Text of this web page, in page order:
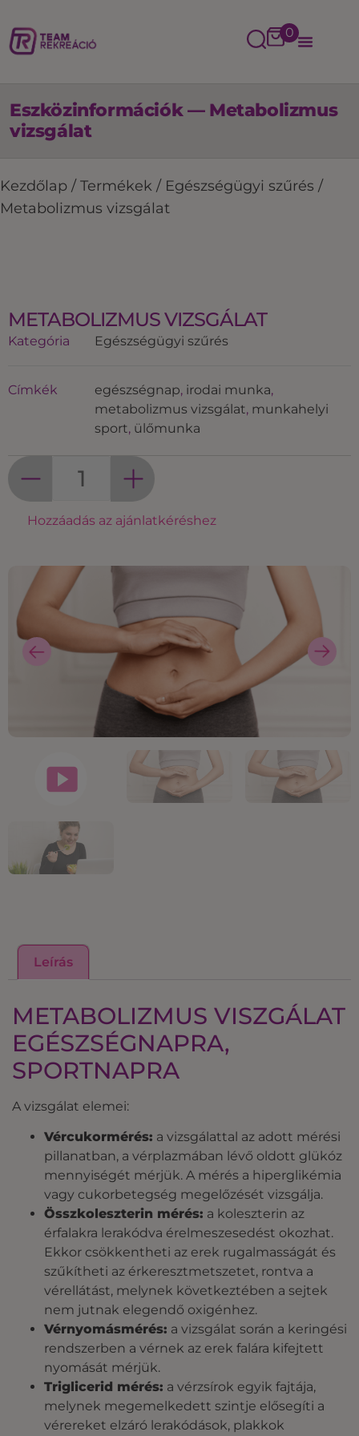
0
Eszközinformációk — Metabolizmus
vizsgálat
Kezdőlap / Termékek / Egészségügyi szűrés /
Metabolizmus vizsgálat
METABOLIZMUS VIZSGÁLAT
Kategória Egészségügyi szűrés
Címkék egészségnap, irodai munka,
metabolizmus vizsgálat, munkahelyi
sport, ülőmunka
Hozzáadás az ajánlatkéréshez
Leírás
METABOLIZMUS VISZGÁLAT
EGÉSZSÉGNAPRA,
SPORTNAPRA
A vizsgálat elemei:
Vércukormérés: a vizsgálattal az adott mérési
pillanatban, a vérplazmában lévő oldott glükóz
mennyiségét mérjük. A mérés a hiperglikémia
vagy cukorbetegség megelőzését vizsgálja.
Összkoleszterin mérés: a koleszterin az
érfalakra lerakódva érelmeszesedést okozhat.
Ekkor csökkentheti az erek rugalmasságát és
szűkítheti az érkeresztmetszetet, rontva a
vérellátást, melynek következtében a sejtek
nem jutnak elegendő oxigénhez.
Vérnyomásmérés: a vizsgálat során a keringési
rendszerben a vérnek az erek falára kifejtett
nyomását mérjük.
Triglicerid mérés: a vérzsírok egyik fajtája,
melynek megemelkedett szintje elősegíti a
vérereket elzáró lerakódások, plakkok